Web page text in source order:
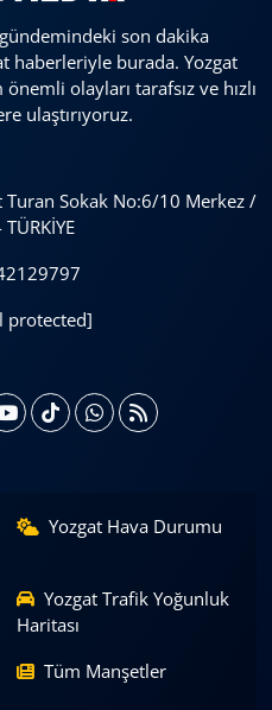
son dakika
haberleriyle burada. Yozgat
olayları tarafsız ve hızlı
ulaştırıyoruz.
Sokak No:6/10 Merkez /
protected]
Yozgat Hava Durumu
Yozgat Trafik Yoğunluk
Haritası
Tüm Manşetler